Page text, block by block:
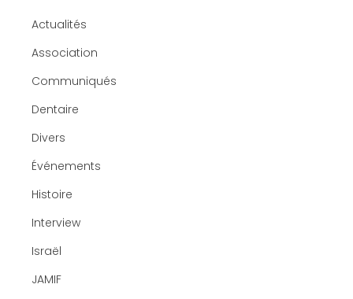
Actualités
Association
Communiqués
Dentaire
Divers
Événements
Histoire
Interview
Israël
JAMIF